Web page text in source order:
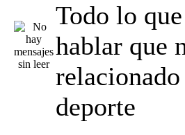
Todo lo
hablar que
deporte